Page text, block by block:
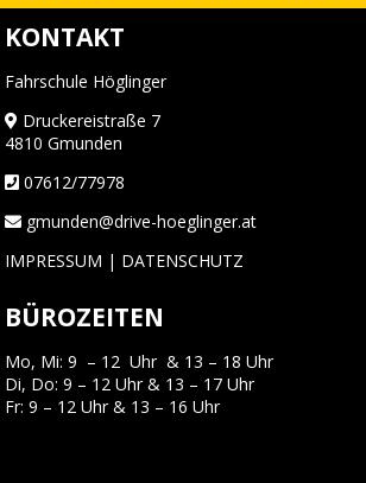
KONTAKT
Fahrschule Höglinger
Druckereistraße 7
4810 Gmunden
07612/77978
gmunden@drive-hoeglinger.at
IMPRESSUM | DATENSCHUTZ
BÜROZEITEN
Mo, Mi: 9 – 12 Uhr & 13 – 18 Uhr
Di, Do: 9 – 12 Uhr & 13 – 17 Uhr
Fr: 9 – 12 Uhr & 13 – 16 Uhr